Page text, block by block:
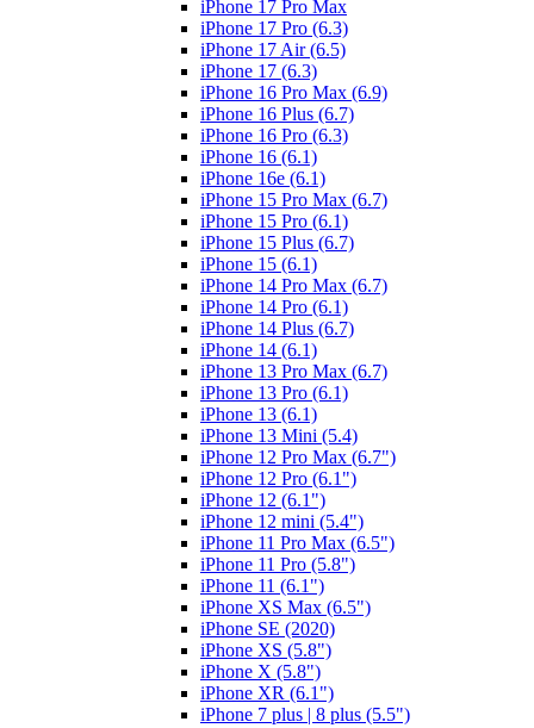
iPhone 17 Pro Max
iPhone 17 Pro (6.3)
iPhone 17 Air (6.5)
iPhone 17 (6.3)
iPhone 16 Pro Max (6.9)
iPhone 16 Plus (6.7)
iPhone 16 Pro (6.3)
iPhone 16 (6.1)
iPhone 16e (6.1)
iPhone 15 Pro Max (6.7)
iPhone 15 Pro (6.1)
iPhone 15 Plus (6.7)
iPhone 15 (6.1)
iPhone 14 Pro Max (6.7)
iPhone 14 Pro (6.1)
iPhone 14 Plus (6.7)
iPhone 14 (6.1)
iPhone 13 Pro Max (6.7)
iPhone 13 Pro (6.1)
iPhone 13 (6.1)
iPhone 13 Mini (5.4)
iPhone 12 Pro Max (6.7")
iPhone 12 Pro (6.1")
iPhone 12 (6.1")
iPhone 12 mini (5.4")
iPhone 11 Pro Max (6.5")
iPhone 11 Pro (5.8")
iPhone 11 (6.1")
iPhone XS Max (6.5")
iPhone SE (2020)
iPhone XS (5.8")
iPhone X (5.8")
iPhone XR (6.1")
iPhone 7 plus | 8 plus (5.5")